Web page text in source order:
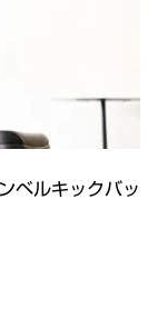
ベルキックバッ